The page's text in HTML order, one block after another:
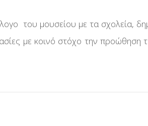
του μουσείου με τα σχολεία,
με κοινό στόχο την